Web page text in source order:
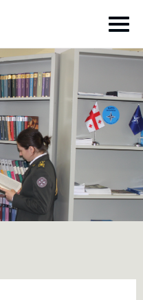
toggle submenu
toggle submenu